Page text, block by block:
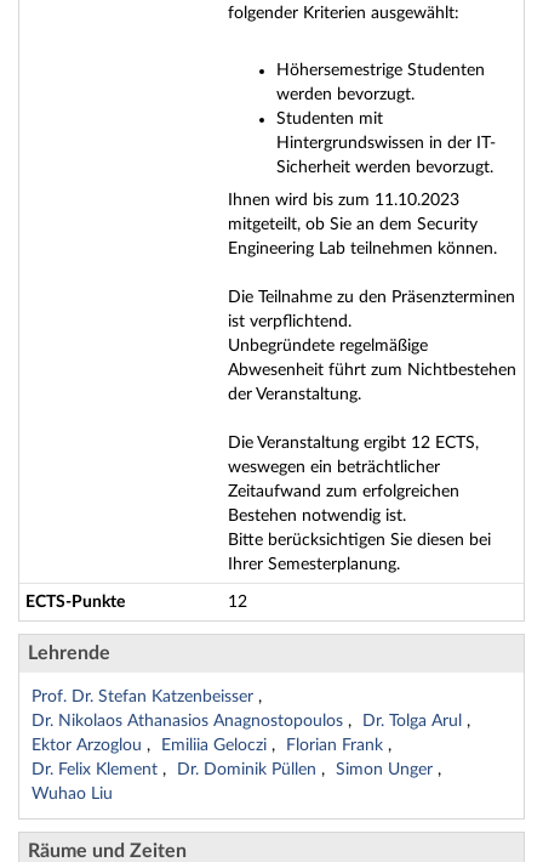
folgender Kriterien ausgewählt:
Höhersemestrige Studenten
werden bevorzugt.
Studenten mit
Hintergrundswissen in der IT-
Sicherheit werden bevorzugt.
Ihnen wird bis zum 11.10.2023
mitgeteilt, ob Sie an dem Security
Engineering Lab teilnehmen können.
Die Teilnahme zu den Präsenzterminen
ist verpflichtend.
Unbegründete regelmäßige
Abwesenheit führt zum Nichtbestehen
der Veranstaltung.
Die Veranstaltung ergibt 12 ECTS,
weswegen ein beträchtlicher
Zeitaufwand zum erfolgreichen
Bestehen notwendig ist.
Bitte berücksichtigen Sie diesen bei
Ihrer Semesterplanung.
ECTS-Punkte 12
Lehrende
Prof. Dr. Stefan Katzenbeisser
Dr. Nikolaos Athanasios Anagnostopoulos
Dr. Tolga Arul
Ektor Arzoglou
Emiliia Geloczi
Florian Frank
Dr. Felix Klement
Dr. Dominik Püllen
Simon Unger
Wuhao Liu
Räume und Zeiten